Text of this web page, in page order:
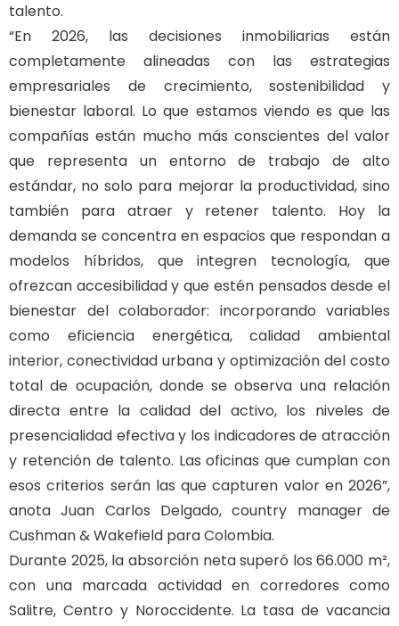
talento.
“En 2026, las decisiones inmobiliarias están
completamente alineadas con las estrategias
empresariales de crecimiento, sostenibilidad y
bienestar laboral. Lo que estamos viendo es que las
compañías están mucho más conscientes del valor
que representa un entorno de trabajo de alto
estándar, no solo para mejorar la productividad, sino
también para atraer y retener talento. Hoy la
demanda se concentra en espacios que respondan a
modelos híbridos, que integren tecnología, que
ofrezcan accesibilidad y que estén pensados desde el
bienestar del colaborador: incorporando variables
como eficiencia energética, calidad ambiental
interior, conectividad urbana y optimización del costo
total de ocupación, donde se observa una relación
directa entre la calidad del activo, los niveles de
presencialidad efectiva y los indicadores de atracción
y retención de talento. Las oficinas que cumplan con
esos criterios serán las que capturen valor en 2026”,
anota Juan Carlos Delgado, country manager de
Cushman & Wakefield para Colombia.
Durante 2025, la absorción neta superó los 66.000 m²,
con una marcada actividad en corredores como
Salitre, Centro y Noroccidente. La tasa de vacancia